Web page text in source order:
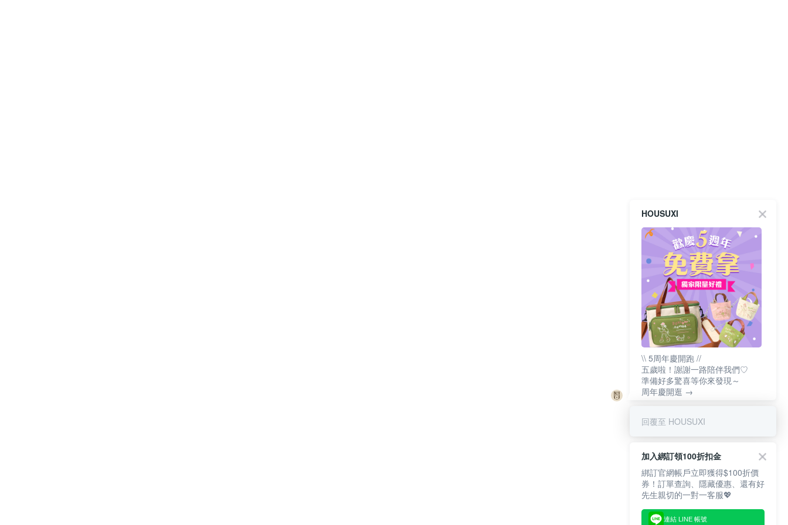
HOUSUXI
\\ 5周年慶開跑 //
五歲啦！謝謝一路陪伴我們♡
準備好多驚喜等你來發現～
周年慶開逛 →
回覆至 HOUSUXI
加入綁訂領100折扣金
綁訂官網帳戶立即獲得$100折價
券！訂單查詢、隱藏優惠、還有好
先生親切的一對一客服💖
連結 LINE 帳號